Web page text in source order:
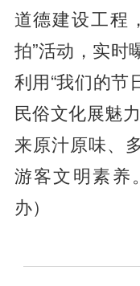
道德建设工程
拍”活动，实时
利用“我们的节
民俗文化展魅
来原汁原味、
游客文明素养
办）